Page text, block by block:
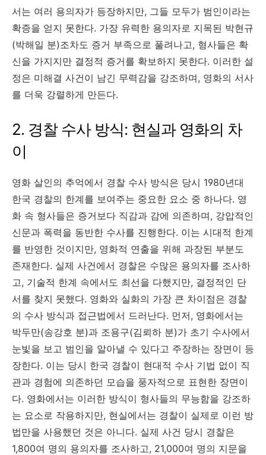
서는 여러 용의자가 등장하지만, 그들 모두가 범인이라는
확증을 얻지 못한다. 가장 유력한 용의자로 지목된 박현규
(박해일 분)조차도 증거 부족으로 풀려나고, 형사들은 확
신을 가지지만 결정적 증거를 확보하지 못한다. 이러한 설
정은 미해결 사건이 남긴 무력감을 강조하며, 영화의 서사
를 더욱 강렬하게 만든다.
2. 경찰 수사 방식: 현실과 영화의 차
이
영화 살인의 추억에서 경찰 수사 방식은 당시 1980년대
한국 경찰의 한계를 보여주는 중요한 요소 중 하나다. 영
화 속 형사들은 증거보다 직감과 감에 의존하며, 강압적인
신문과 폭력을 동반한 수사를 진행한다. 이는 시대적 한계
를 반영한 것이지만, 영화적 연출을 위해 과장된 부분도
존재한다. 실제 사건에서 경찰은 수많은 용의자를 조사하
고, 기술적 한계 속에서도 최선을 다했지만, 결정적인 단
서를 찾지 못했다. 영화와 실화의 가장 큰 차이점은 경찰
의 수사 방식과 접근법에서 드러난다. 먼저, 영화에서는
박두만(송강호 분)과 조용구(김뢰하 분)가 초기 수사에서
눈빛을 보고 범인을 알아낼 수 있다고 주장하는 장면이 등
장한다. 이는 당시 한국 경찰이 현대적 수사 기법 없이 직
관과 경험에 의존하던 모습을 풍자적으로 표현한 장면이
다. 영화에서는 이러한 방식이 형사들의 무능함을 강조하
는 요소로 작용하지만, 현실에서는 경찰이 실제로 이런 방
법만을 사용했던 것은 아니다. 실제 사건 당시 경찰은
1,800여 명의 용의자를 조사하고, 21,000여 명의 지문을